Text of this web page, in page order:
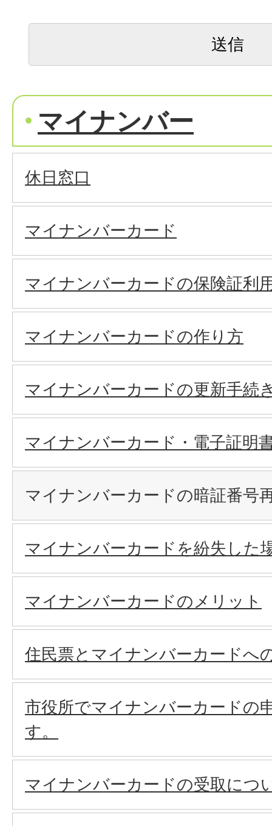
マイナンバー
休日窓口
マイナンバーカード
マイナンバーカードの保険証利
マイナンバーカードの作り方
マイナンバーカードの更新手続
マイナンバーカード・電子証明
マイナンバーカードの暗証番号
マイナンバーカードを紛失した
マイナンバーカードのメリット
住民票とマイナンバーカードへ
市役所でマイナンバーカードの
す。
マイナンバーカードの受取につ